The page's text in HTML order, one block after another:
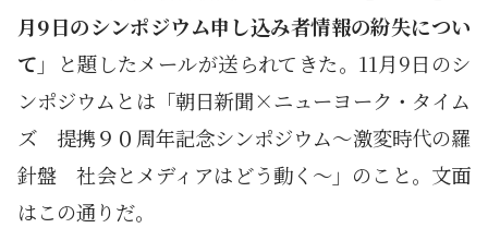
月9日のシンポジウム申し込み者情報の紛失につい
て 」と題したメールが送られてきた。11月9日のシ
ンポジウムとは「朝日新聞×ニューヨーク・タイム
ズ 提携９０周年記念シンポジウム～激変時代の羅
針盤 社会とメディアはどう動く～」のこと。文面
はこの通りだ。